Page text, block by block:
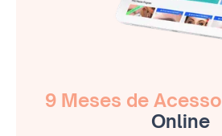
9 Meses de Acesso
Online